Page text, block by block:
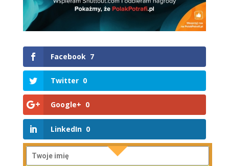
Facebook 7
Twitter 0
Google+ 0
LinkedIn 0